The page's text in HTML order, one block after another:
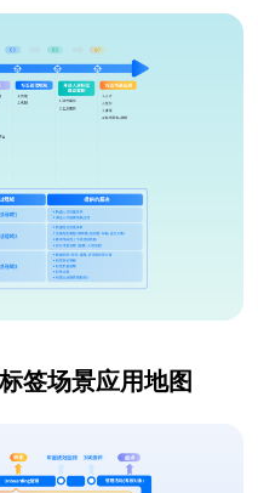
签场景应用地图